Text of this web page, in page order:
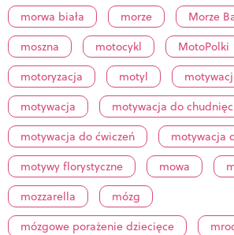
morwa biała
morze
Morze
moszna
motocykl
MotoPolki
motoryzacja
motyl
motywacja
motywacja do
motywacja do ćwiczeń
motywacja
motywy florystyczne
mowa
mozzarella
mózg
mózgowe porażenie dziecięce